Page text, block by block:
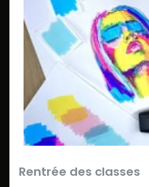
Rentrée des classes